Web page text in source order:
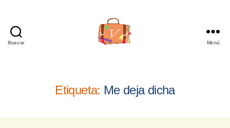
Buscar Menú
Etiqueta: Me deja dicha